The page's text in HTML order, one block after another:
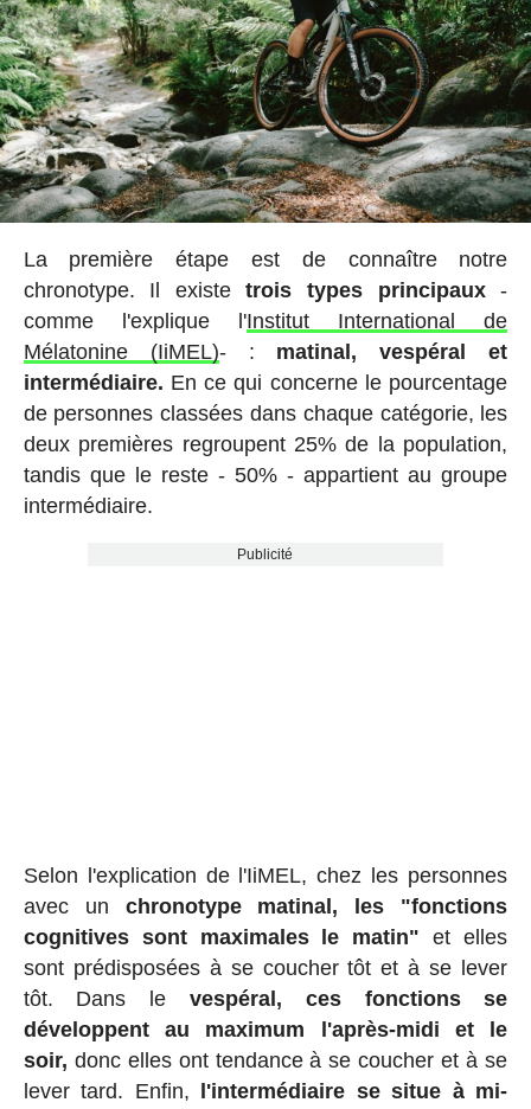
La première étape est de connaître notre
chronotype. Il existetrois types principaux-
comme l'explique l'Institut International de
Mélatonine (IiMEL)- : matinal, vespéral et
intermédiaire. En ce qui concerne le pourcentage
de personnes classées dans chaque catégorie, les
deux premières regroupent 25% de la population,
tandis que le reste - 50% - appartient au groupe
intermédiaire.
Publicité
Selon l'explication de l'IiMEL, chez les personnes
avec un chronotype matinal, les "fonctions
cognitives sont maximales le matin" et elles
sont prédisposées à se coucher tôt et à se lever
tôt. Dans le vespéral, ces fonctions se
développent au maximum l'après-midi et le
soir, donc elles ont tendance à se coucher et à se
lever tard. Enfin, l'intermédiaire se situe à mi-